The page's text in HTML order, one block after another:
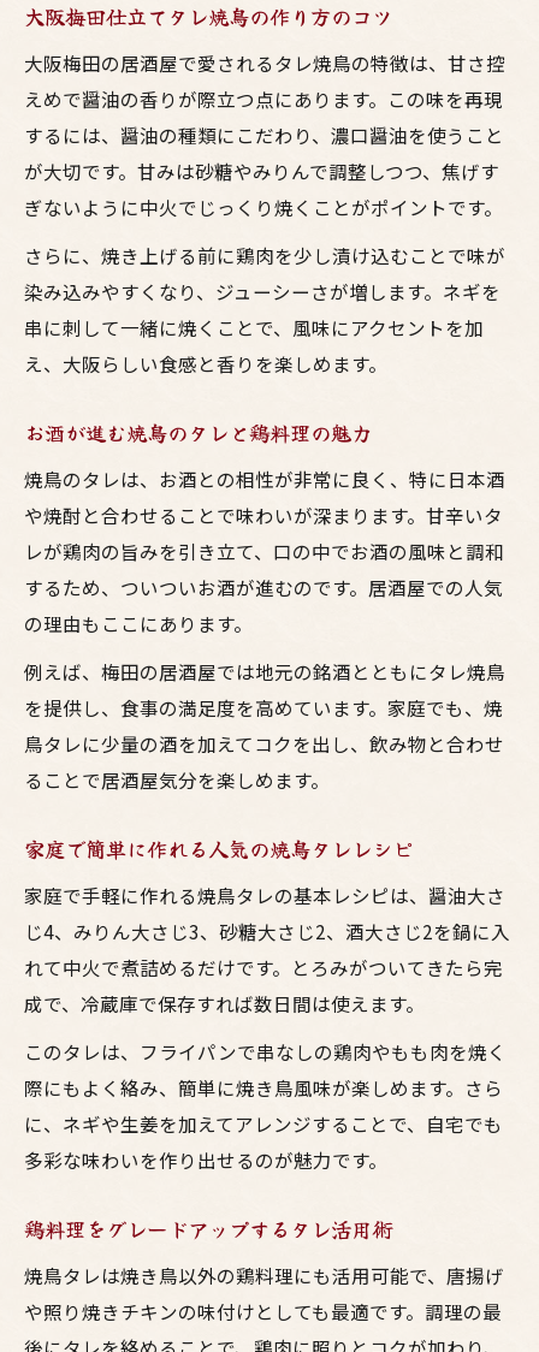
大阪梅田仕立てタレ焼鳥の作り方のコツ
大阪梅田の居酒屋で愛されるタレ焼鳥の特徴は、甘さ控
えめで醤油の香りが際立つ点にあります。この味を再現
するには、醤油の種類にこだわり、濃口醤油を使うこと
が大切です。甘みは砂糖やみりんで調整しつつ、焦げす
ぎないように中火でじっくり焼くことがポイントです。
さらに、焼き上げる前に鶏肉を少し漬け込むことで味が
染み込みやすくなり、ジューシーさが増します。ネギを
串に刺して一緒に焼くことで、風味にアクセントを加
え、大阪らしい食感と香りを楽しめます。
お酒が進む焼鳥のタレと鶏料理の魅力
焼鳥のタレは、お酒との相性が非常に良く、特に日本酒
や焼酎と合わせることで味わいが深まります。甘辛いタ
レが鶏肉の旨みを引き立て、口の中でお酒の風味と調和
するため、ついついお酒が進むのです。居酒屋での人気
の理由もここにあります。
例えば、梅田の居酒屋では地元の銘酒とともにタレ焼鳥
を提供し、食事の満足度を高めています。家庭でも、焼
鳥タレに少量の酒を加えてコクを出し、飲み物と合わせ
ることで居酒屋気分を楽しめます。
家庭で簡単に作れる人気の焼鳥タレレシピ
家庭で手軽に作れる焼鳥タレの基本レシピは、醤油大さ
じ4、みりん大さじ3、砂糖大さじ2、酒大さじ2を鍋に入
れて中火で煮詰めるだけです。とろみがついてきたら完
成で、冷蔵庫で保存すれば数日間は使えます。
このタレは、フライパンで串なしの鶏肉やもも肉を焼く
際にもよく絡み、簡単に焼き鳥風味が楽しめます。さら
に、ネギや生姜を加えてアレンジすることで、自宅でも
多彩な味わいを作り出せるのが魅力です。
鶏料理をグレードアップするタレ活用術
焼鳥タレは焼き鳥以外の鶏料理にも活用可能で、唐揚げ
や照り焼きチキンの味付けとしても最適です。調理の最